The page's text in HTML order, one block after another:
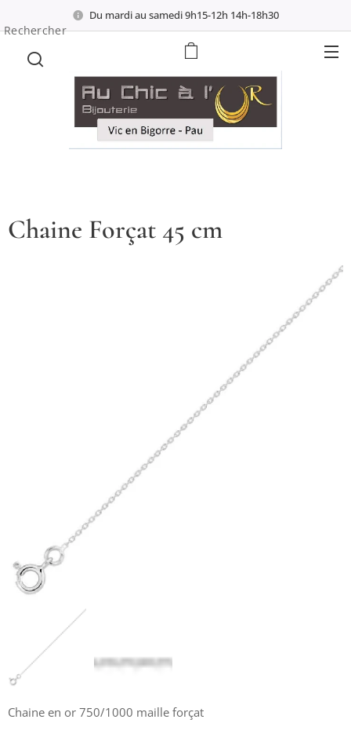
Du mardi au samedi 9h15-12h 14h-18h30
Rechercher
Chaine Forçat 45 cm
Chaine en or 750/1000 maille forçat